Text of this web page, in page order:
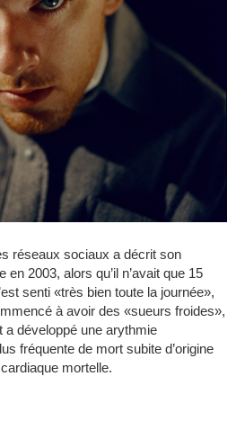
réseaux sociaux a décrit son
2003, alors qu’il n’avait que 15
senti «très bien toute la journée»,
à avoir des «sueurs froides»,
a développé une arythmie
fréquente de mort subite d’origine
mortelle.